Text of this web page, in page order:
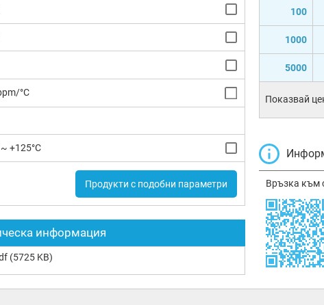
°C
+125°C
Продукти с подобни параметри
информация
(5725 KB)
100
1000
5000
Показвай
Връзка към